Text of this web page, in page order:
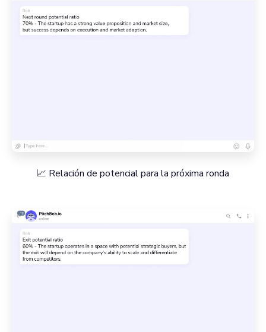
📈 Relación de potencial para la próxima ronda